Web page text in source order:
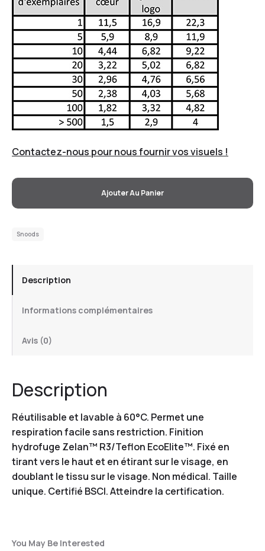
Contactez-nous pour nous fournir vos visuels !
Ajouter Au Panier
Snoods
Description
Informations complémentaires
Avis (0)
Description
Réutilisable et lavable à 60°C. Permet une
respiration facile sans restriction. Finition
hydrofuge Zelan™ R3/Teflon EcoElite™. Fixé en
tirant vers le haut et en étirant sur le visage, en
doublant le tissu sur le visage. Non médical. Taille
unique. Certifié BSCI. Atteindre la certification.
You May Be Interested